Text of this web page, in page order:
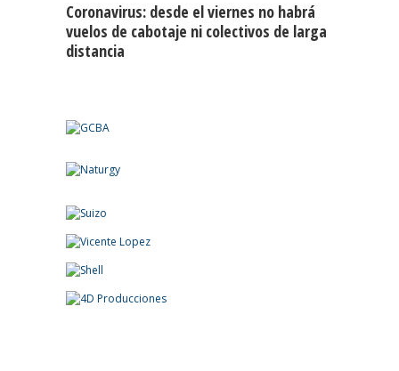
Coronavirus: desde el viernes no habrá
vuelos de cabotaje ni colectivos de larga
distancia